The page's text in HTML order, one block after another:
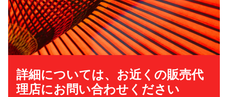
詳細については、お近くの販売代
理店にお問い合わせください